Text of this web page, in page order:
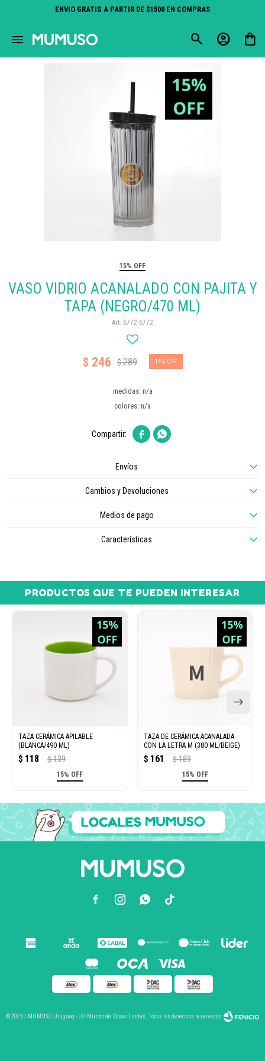
ENVIO GRATIS A PARTIR DE $1500 EN COMPRAS
menu
15% OFF
VASO VIDRIO ACANALADO CON PAJITA Y
TAPA (NEGRO/470 ML)
6772-6772
$ 246 $289 14
medidas: n/a
colores: n/a
 
Envíos
Cambios y Devoluciones
Medios de pago
Características
PRODUCTOS QUE TE PUEDEN INTERESAR
TAZA CERÁMICA APILABLE
(BLANCA/490 ML)
$ 118 $ 139
15% OFF
TAZA DE CERÁMICA ACANALADA
CON LA LETRA M (380 ML/BEIGE)
$ 161 $ 189
15% OFF
  
© 2026 / MUMUSO Uruguay - Un Mundo de Cosas Lindas. Todos los derechos reservados.
close